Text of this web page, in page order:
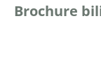
Brochure